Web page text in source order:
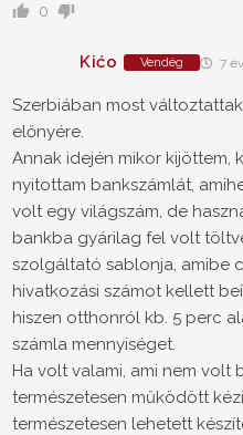
0
Kićo Vendég 7
Szerbiában most
előnyére.
Annak idején mikor
nyitottam bankszámlát,
volt egy világszám, de
bankba gyárilag fel volt
szolgáltató sablonja, amibe
hivatkozási számot kellett
hiszen otthonról kb. 5 perc
számla mennyiséget.
Ha volt valami, ami nem volt
természetesen működött
természetesen lehetett